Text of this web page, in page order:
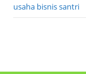
usaha bisnis santri